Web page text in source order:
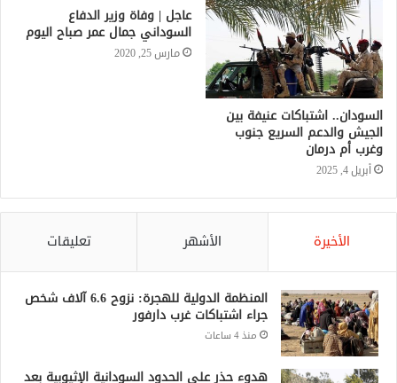
السودان.. اشتباكات عنيفة بين
الجيش والدعم السريع جنوب
وغرب أم درمان
أبريل 4, 2025
عاجل | وفاة وزير الدفاع
السوداني جمال عمر صباح اليوم
مارس 25, 2020
الأخيرة الأشهر تعليقات
المنظمة الدولية للهجرة: نزوح 6.6 آلاف شخص
جراء اشتباكات غرب دارفور
منذ 4 ساعات
هدوء حذر على الحدود السودانية الإثيوبية بعد